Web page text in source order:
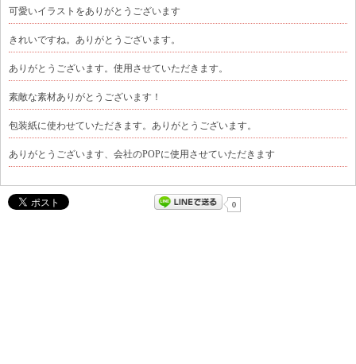
可愛いイラストをありがとうございます
きれいですね。ありがとうございます。
ありがとうございます。使用させていただきます。
素敵な素材ありがとうございます！
包装紙に使わせていただきます。ありがとうございます。
ありがとうございます、会社のPOPに使用させていただきます
0